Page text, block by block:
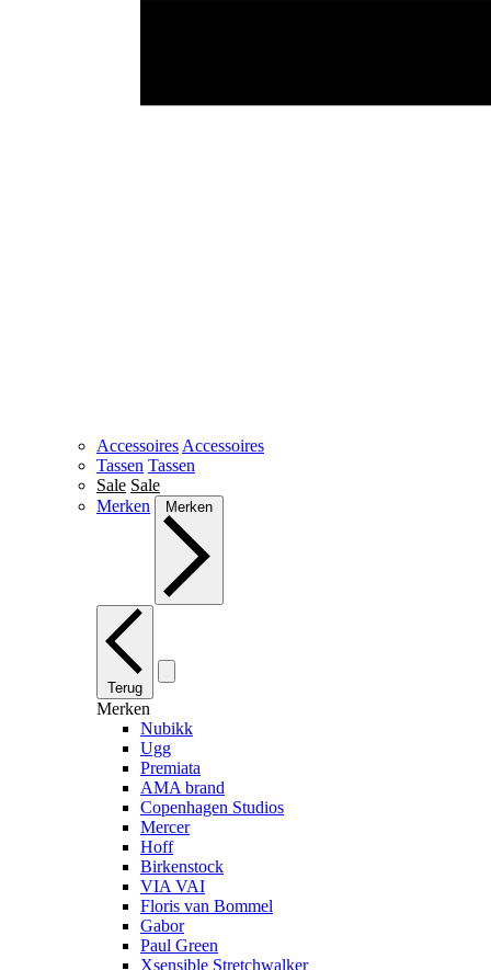
Accessoires Accessoires
Tassen Tassen
Sale Sale
Merken
Merken
Terug
Merken
Nubikk
Ugg
Premiata
AMA brand
Copenhagen Studios
Mercer
Hoff
Birkenstock
VIA VAI
Floris van Bommel
Gabor
Paul Green
Xsensible Stretchwalker